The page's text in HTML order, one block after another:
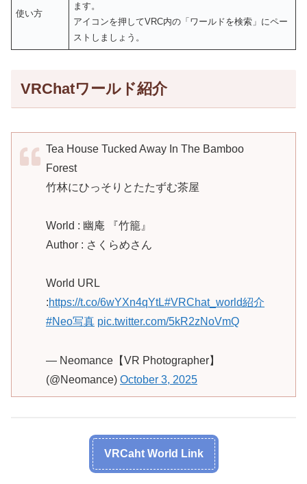
使い方
ます。
アイコンを押してVRC内の「ワールドを検索」にペー
ストしましょう。
VRChatワールド紹介
Tea House Tucked Away In The Bamboo
Forest
竹林にひっそりとたたずむ茶屋
World : 幽庵 『竹籠』
Author : さくらめさん
World URL
:https://t.co/6wYXn4qYtL#VRChat_world紹介
#Neo写真 pic.twitter.com/5kR2zNoVmQ
— Neomance【VR Photographer】
(@Neomance) October 3, 2025
VRCaht World Link